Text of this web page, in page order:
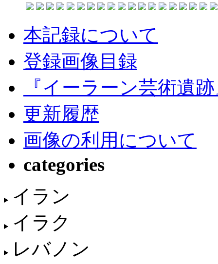
本記録について
登録画像目録
『イーラーン芸術遺
更新履歴
画像の利用について
categories
イラン
イラク
レバノン